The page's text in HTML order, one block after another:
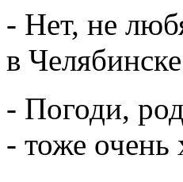
- Нет, не
в
- Погоди,
- тоже